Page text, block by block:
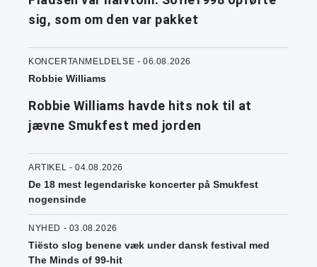
sig, som om den var pakket
KONCERTANMELDELSE - 06.08.2026
Robbie Williams
Robbie Williams havde hits nok til at
jævne Smukfest med jorden
ARTIKEL - 04.08.2026
De 18 mest legendariske koncerter på Smukfest
nogensinde
NYHED - 03.08.2026
Tiësto slog benene væk under dansk festival med
The Minds of 99-hit